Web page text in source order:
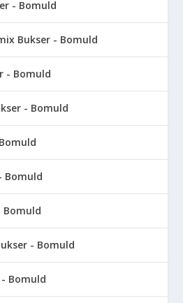
- Bomuld
Bukser - Bomuld
- Bomuld
- Bomuld
Bomuld
Bomuld
- Bomuld
Bomuld